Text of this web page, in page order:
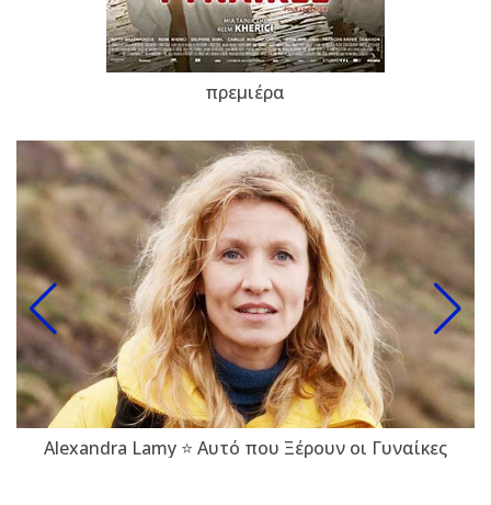
πρεμιέρα
Alexandra Lamy ⭐ Αυτό που Ξέρουν οι Γυναίκες